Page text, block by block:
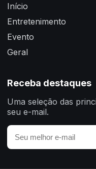
Início
Entretenimento
Evento
Geral
Receba destaques
Uma seleção das
seu e-mail.